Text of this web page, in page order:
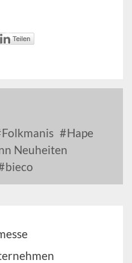
Folkmanis
Hape
Neuheiten
bieco